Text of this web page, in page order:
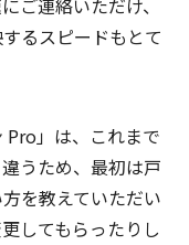
ご連絡いただけ、
るスピードもとて
Pro」は、これまで
うため、最初は戸
を教えていただい
してもらったりし